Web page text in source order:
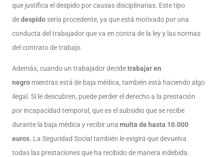
que justifica el despido por causas disciplinarias. Este tipo
dedespido sería procedente, ya que está motivado por una
conducta del trabajador que va en contra de la ley y las normas
del contrato de trabajo.
Además, cuando un trabajador decidetrabajar en
negro mientras está de baja médica, también está haciendo algo
ilegal. Si le descubren, puede perder el derecho a la prestación
por incapacidad temporal, que es el subsidio que se recibe
durante la baja médica y recibir una multa de hasta 10.000
euros. La Seguridad Social también le exigirá que devuelva
todas las prestaciones que ha recibido de manera indebida.